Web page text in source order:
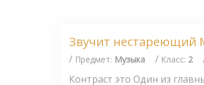
Звучит нестареющий
/ Предмет: Музыка / Класс: 2
Контраст это Один из